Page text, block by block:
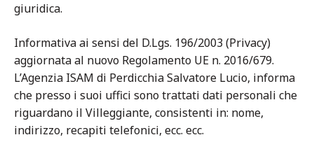
giuridica.
Informativa ai sensi del D.Lgs. 196/2003 (Privacy)
aggiornata al nuovo Regolamento UE n. 2016/679.
L’Agenzia ISAM di Perdicchia Salvatore Lucio, informa
che presso i suoi uffici sono trattati dati personali che
riguardano il Villeggiante, consistenti in: nome,
indirizzo, recapiti telefonici, ecc. ecc.